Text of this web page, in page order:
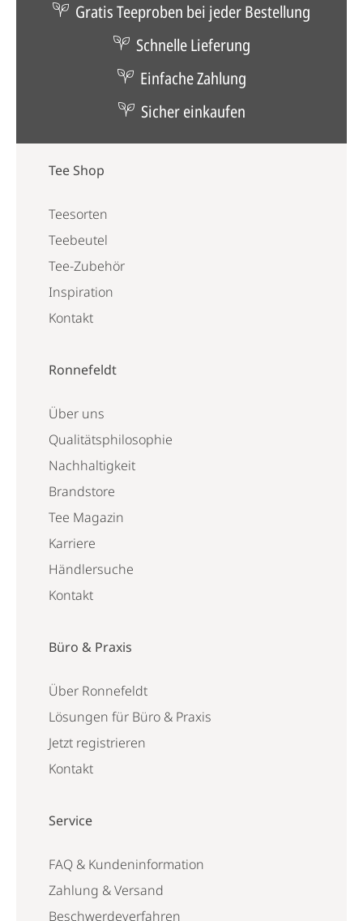
Gratis Teeproben bei jeder Bestellung
Schnelle Lieferung
Einfache Zahlung
Sicher einkaufen
Tee Shop
Teesorten
Teebeutel
Tee-Zubehör
Inspiration
Kontakt
Ronnefeldt
Über uns
Qualitätsphilosophie
Nachhaltigkeit
Brandstore
Tee Magazin
Karriere
Händlersuche
Kontakt
Büro & Praxis
Über Ronnefeldt
Lösungen für Büro & Praxis
Jetzt registrieren
Kontakt
Service
FAQ & Kundeninformation
Zahlung & Versand
Beschwerdeverfahren